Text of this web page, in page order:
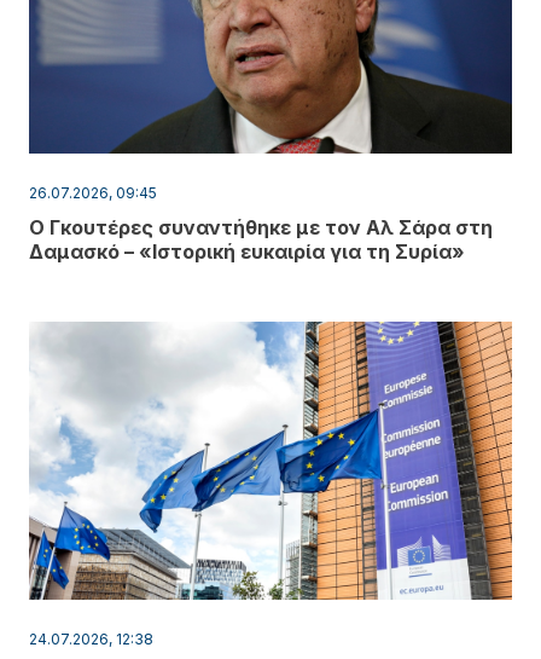
26.07.2026, 09:45
Ο Γκουτέρες συναντήθηκε με τον Αλ Σάρα στη
Δαμασκό – «Ιστορική ευκαιρία για τη Συρία»
24.07.2026, 12:38